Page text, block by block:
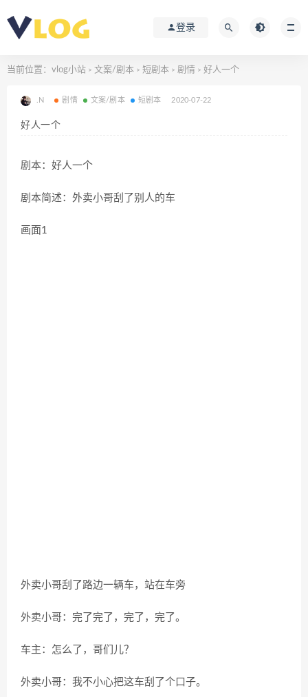
登录
当前位置： vlog小站 > 文案/剧本 > 短剧本 > 剧情 > 好人一个
.N 剧情 文案/剧本 短剧本 2020-07-22
好人一个
剧本：好人一个
剧本简述：外卖小哥刮了别人的车
画面1
外卖小哥刮了路边一辆车，站在车旁
外卖小哥：完了完了，完了，完了。
车主：怎么了，哥们儿？
外卖小哥：我不小心把这车刮了个口子。